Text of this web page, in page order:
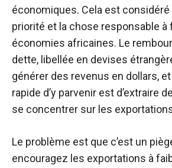
économiques. Cela est
priorité et la chose responsable à
économies africaines. Le
dette, libellée en devises
générer des revenus en dollars,
rapide d’y parvenir est d’extraire
se concentrer sur les
Le problème est que c’est un
encouragez les exportations à